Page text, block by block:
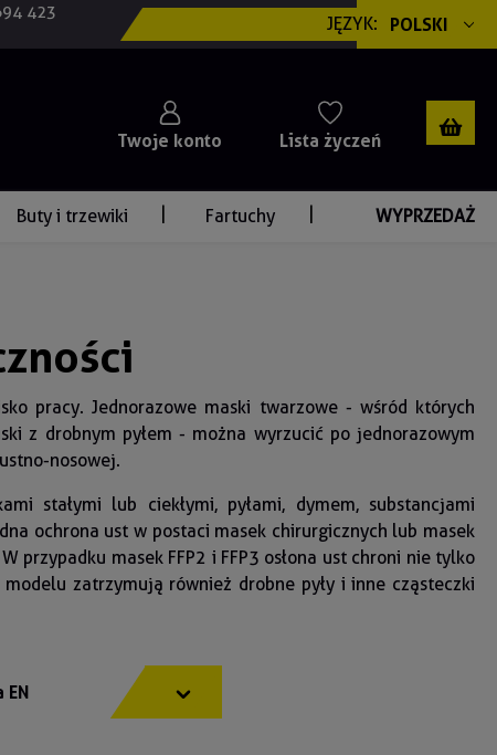
423
JĘZYK: POLSKI
Twoje konto Lista życzeń
Buty i trzewiki Fartuchy WYPRZEDAŻ
pracy. Jednorazowe maski twarzowe - wśród których
z drobnym pyłem - można wyrzucić po jednorazowym
nosowej.
stałymi lub ciekłymi, pyłami, dymem, substancjami
ochrona ust w postaci masek chirurgicznych lub masek
przypadku masek FFP2 i FFP3 osłona ust chroni nie tylko
zatrzymują również drobne pyły i inne cząsteczki
EN